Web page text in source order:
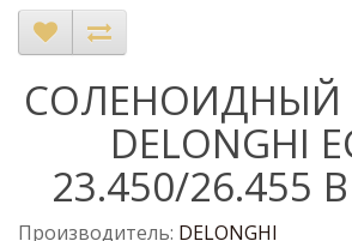
СОЛЕНОИДНЫЙ
DELONGHI
23.450/26.455
Производитель: DELONGHI